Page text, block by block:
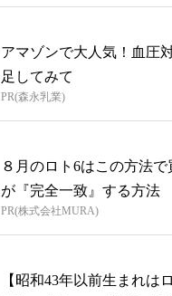
アマゾンで大人気！血圧
足してみて
PR(森永乳業)
８月のロト6はこの方法
が『完全一致』する方法
PR(株式会社MURA)
【昭和43年以前生まれは